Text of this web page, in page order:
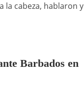
la cabeza, hablaron y
Barbados en